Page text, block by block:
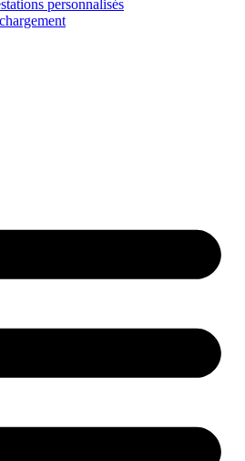
personnalisés